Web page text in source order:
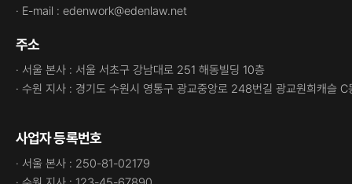
· E-mail : edenwork@edenlaw.net
주소
· 서울 본사 : 서울 서초구 강남대로 251 해동빌딩 10층
· 수원 지사 : 경기도 수원시 영통구 광교중앙로 248번길 광교원희캐슬
사업자 등록번호
· 서울 본사 : 250-81-02179